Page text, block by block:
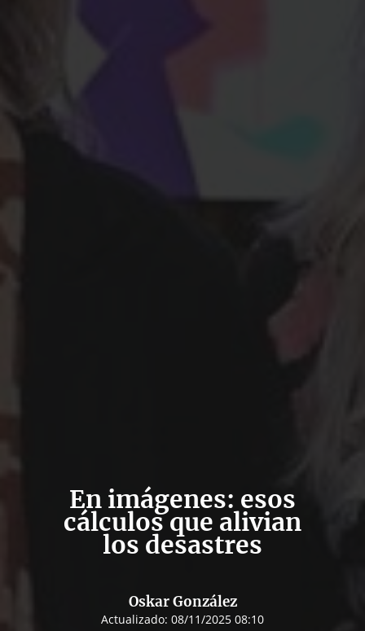
En imágenes: esos
cálculos que alivian
los desastres
Oskar González
Actualizado: 08/11/2025 08:10